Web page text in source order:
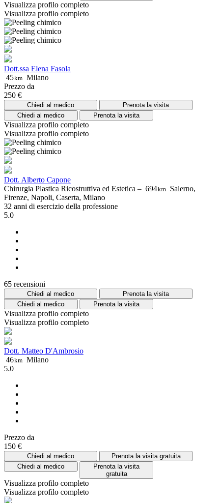
Visualizza profilo completo
Visualizza profilo completo
Dott.ssa Elena Fasola
45km Milano
Prezzo da
250 €
Chiedi al medico
Prenota la visita
Chiedi al medico
Prenota la visita
Visualizza profilo completo
Visualizza profilo completo
Dott. Alberto Capone
Chirurgia Plastica Ricostruttiva ed Estetica – 694km Salerno,
Firenze, Napoli, Caserta, Milano
32 anni di esercizio della professione
5.0
65 recensioni
Chiedi al medico
Prenota la visita
Chiedi al medico
Prenota la visita
Visualizza profilo completo
Visualizza profilo completo
Dott. Matteo D'Ambrosio
46km Milano
5.0
Prezzo da
150 €
Chiedi al medico
Prenota la visita gratuita
Chiedi al medico
Prenota la visita
gratuita
Visualizza profilo completo
Visualizza profilo completo